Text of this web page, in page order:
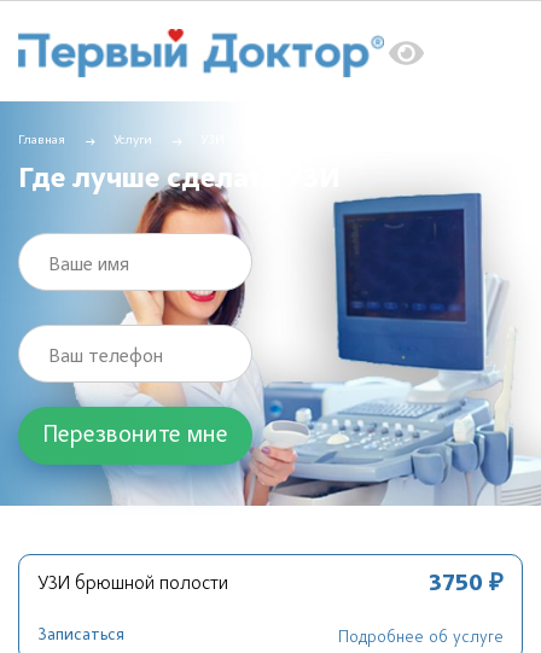
Главная Услуги
Где лучше сделать УЗИ
Ваше имя
Ваш телефон
УЗИ брюшной полости 3750 ₽
Записаться Подробнее об услуге